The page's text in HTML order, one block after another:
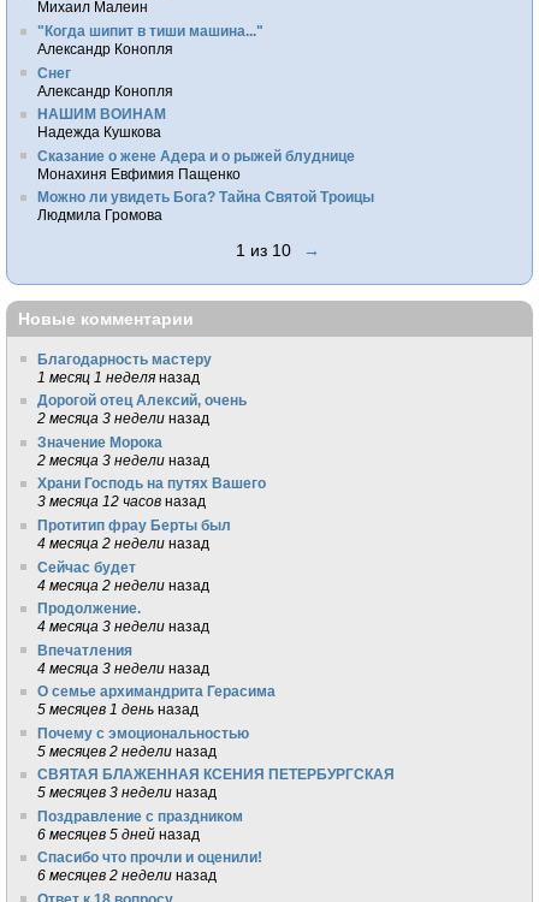
Михаил Малеин
"Когда шипит в тиши машина..."
Александр Конопля
Снег
Александр Конопля
НАШИМ ВОИНАМ
Надежда Кушкова
Сказание о жене Адера и о рыжей блуднице
Монахиня Евфимия Пащенко
Можно ли увидеть Бога? Тайна Святой Троицы
Людмила Громова
1 из 10 →
Новые комментарии
Благодарность мастеру
1 месяц 1 неделя назад
Дорогой отец Алексий, очень
2 месяца 3 недели назад
Значение Морока
2 месяца 3 недели назад
Храни Господь на путях Вашего
3 месяца 12 часов назад
Протитип фрау Берты был
4 месяца 2 недели назад
Сейчас будет
4 месяца 2 недели назад
Продолжение.
4 месяца 3 недели назад
Впечатления
4 месяца 3 недели назад
О семье архимандрита Герасима
5 месяцев 1 день назад
Почему с эмоциональностью
5 месяцев 2 недели назад
СВЯТАЯ БЛАЖЕННАЯ КСЕНИЯ ПЕТЕРБУРГСКАЯ
5 месяцев 3 недели назад
Поздравление с праздником
6 месяцев 5 дней назад
Спасибо что прочли и оценили!
6 месяцев 2 недели назад
Ответ к 18 вопросу